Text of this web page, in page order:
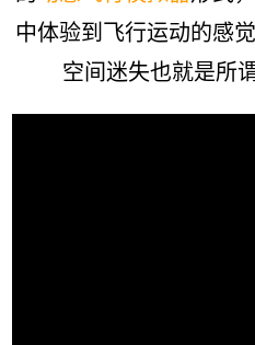
中体验到飞行运动的感
空间迷失也就是所